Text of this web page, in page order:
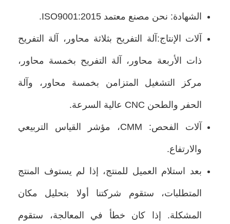
الشهادة: نحن مصنع معتمد ISO9001:2015.
آلات الإنتاج: آلة التفريح بثلاثة محاور، آلة التفريح
ذات الأربعة محاور، آلة التفريح بخمسة محاور،
مركز التشغيل المتزامن بخمسة محاور، وآلة
الحفر والطحن CNC عالية السرعة.
آلات الفحص: CMM، مؤشر القياس التربيعي
والارتفاع.
بعد استلام العميل للمنتج، إذا لم يستوف المنتج
المتطلبات، ستقوم شركتنا أولا بتحليل مكان
المشكلة. إذا كان خطأ في المعالجة، ستقوم